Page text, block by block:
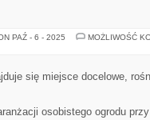
PAŹ - 6 - 2025
MOŻLIWOŚĆ
się miejsce docelowe,
osobistego ogrodu